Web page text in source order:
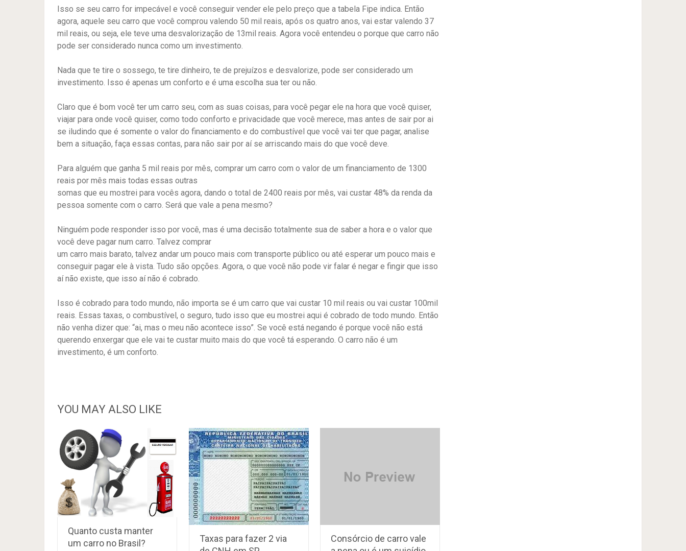
Isso se seu carro for impecável e você conseguir vender ele pelo preço que a tabela Fipe indica. Então
agora, aquele seu carro que você comprou valendo 50 mil reais, após os quatro anos, vai estar valendo 37
mil reais, ou seja, ele teve uma desvalorização de 13mil reais. Agora você entendeu o porque que carro não
pode ser considerado nunca como um investimento.
Nada que te tire o sossego, te tire dinheiro, te de prejuízos e desvalorize, pode ser considerado um
investimento. Isso é apenas um conforto e é uma escolha sua ter ou não.
Claro que é bom você ter um carro seu, com as suas coisas, para você pegar ele na hora que você quiser,
viajar para onde você quiser, como todo conforto e privacidade que você merece, mas antes de sair por ai
se iludindo que é somente o valor do financiamento e do combustível que você vai ter que pagar, analise
bem a situação, faça essas contas, para não sair por aí se arriscando mais do que você deve.
Para alguém que ganha 5 mil reais por mês, comprar um carro com o valor de um financiamento de 1300
reais por mês mais todas essas outras
somas que eu mostrei para vocês agora, dando o total de 2400 reais por mês, vai custar 48% da renda da
pessoa somente com o carro. Será que vale a pena mesmo?
Ninguém pode responder isso por você, mas é uma decisão totalmente sua de saber a hora e o valor que
você deve pagar num carro. Talvez comprar
um carro mais barato, talvez andar um pouco mais com transporte público ou até esperar um pouco mais e
conseguir pagar ele à vista. Tudo são opções. Agora, o que você não pode vir falar é negar e fingir que isso
aí não existe, que isso aí não é cobrado.
Isso é cobrado para todo mundo, não importa se é um carro que vai custar 10 mil reais ou vai custar 100mil
reais. Essas taxas, o combustível, o seguro, tudo isso que eu mostrei aqui é cobrado de todo mundo. Então
não venha dizer que: “ai, mas o meu não acontece isso”. Se você está negando é porque você não está
querendo enxergar que ele vai te custar muito mais do que você tá esperando. O carro não é um
investimento, é um conforto.
YOU MAY ALSO LIKE
Quanto custa manter
um carro no Brasil?
Taxas para fazer 2 via
Consórcio de carro vale